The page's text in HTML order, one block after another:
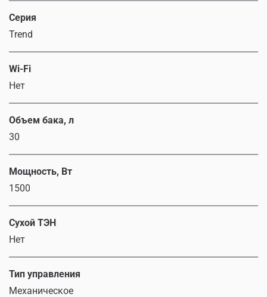
Серия
Trend
Wi-Fi
Нет
Объем бака, л
30
Мощность, Вт
1500
Сухой ТЭН
Нет
Тип управления
Механическое